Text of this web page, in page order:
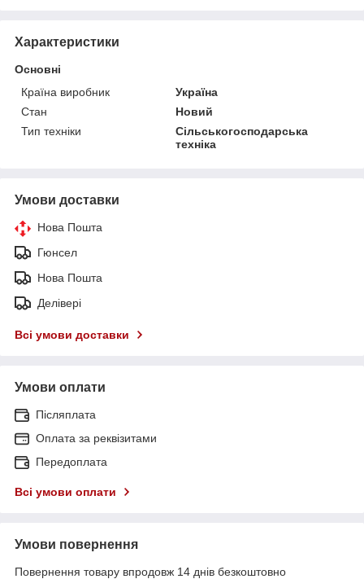
Характеристики
Основні
Країна виробник
Україна
Стан
Новий
Тип техніки
Сільськогосподарська
техніка
Умови доставки
Нова Пошта
Гюнсел
Нова Пошта
Делівері
Всі умови доставки
Умови оплати
Післяплата
Оплата за реквізитами
Передоплата
Всі умови оплати
Умови повернення
Повернення товару впродовж 14 днів безкоштовно